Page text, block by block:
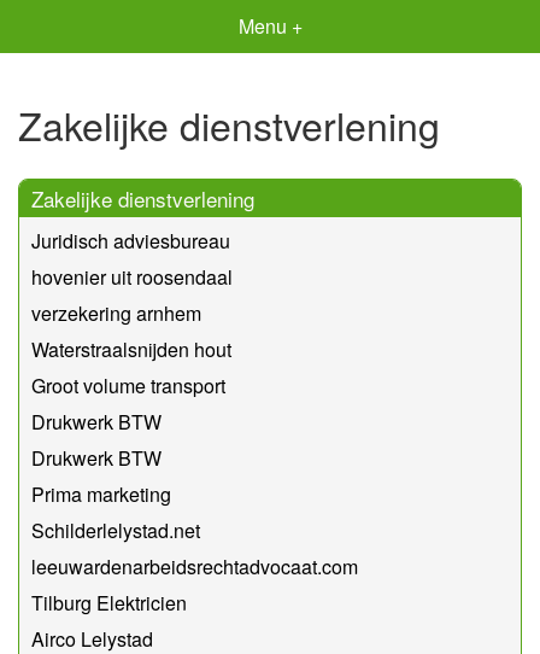
Menu +
Zakelijke dienstverlening
Zakelijke dienstverlening
Juridisch adviesbureau
hovenier uit roosendaal
verzekering arnhem
Waterstraalsnijden hout
Groot volume transport
Drukwerk BTW
Drukwerk BTW
Prima marketing
Schilderlelystad.net
leeuwardenarbeidsrechtadvocaat.com
Tilburg Elektricien
Airco Lelystad